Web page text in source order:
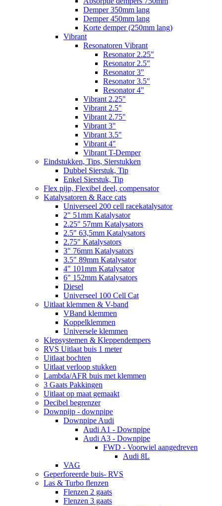
Demper 350mm lang
Demper 450mm lang
Korte demper (250mm lang)
Vibrant
Resonatoren Vibrant
Resonator 2.25"
Resonator 2.5"
Resonator 3"
Resonator 3.5"
Resonator 4"
Vibrant 2.25"
Vibrant 2.5"
Vibrant 2.75"
Vibrant 3"
Vibrant 3.5"
Vibrant 4"
Vibrant T-Demper
Eindstukken, Tips, Sierstukken
Dubbel Sierstuk, Tip
Enkel Sierstuk, Tip
Flex pijp, Flexibel deel, compensator
Katalysatoren & Race cats
Universeel 200 cell racekatalysator
2" 51mm Katalysator
2.25" 57mm Katalysators
2.5" 63,5mm Katalysators
2.75" Katalysators
3" 76mm Katalysators
3.5" 89mm Katalysator
4" 101mm Katalysator
6" 152mm Katalysators
Diesel
Universeel 100 Cell Cat
Uitlaat klemmen & V-band
VBand klemmen
Koppelklemmen
Universele klemmen
Klepsystemen & Kleppendempers
RVS Uitlaat buis 1 meter
Uitlaat bochten
Uitlaat verloop stukken
Lambda/AFR buis met klemmen
3 Gaats Pakkingen
Uitlaat op maat gemaakt
Decibel begrenzer
Downpijp - downpipe
Downpipe Audi
Audi A1 - Downpipe
Audi A3 - Downpipe
FWD - Voorwiel aangedreven
Audi 8L
VAG
Geperforeerde buis- RVS
Las & Turbo flenzen
Flenzen 2 gaats
Flenzen 3 gaats